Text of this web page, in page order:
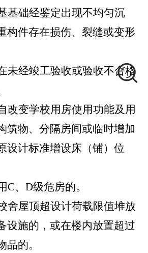
基础经鉴定出现不均匀沉
构件存在损伤、裂缝或变形
未经竣工验收或验收不合格
改变学校用房使用功能及用
筑物、分隔房间或临时增加
设计标准增设床（铺）位
C、D级危房的。
舍屋顶超设计荷载限值堆放
设施的，或在楼内放置超过
品的。